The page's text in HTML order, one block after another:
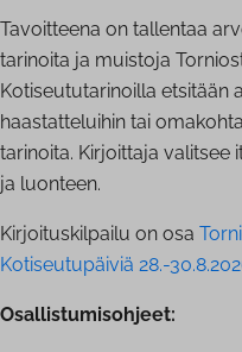
Tavoitteena on tallentaa
tarinoita ja muistoja
Kotiseututarinoilla etsitään
haastatteluihin tai
tarinoita. Kirjoittaja valitsee
ja luonteen.
Kirjoituskilpailu on osa
Kotiseutupäiviä 28.-
Osallistumisohjeet: